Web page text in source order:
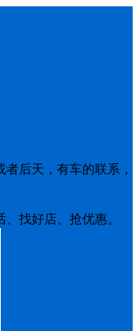
后天，有车的联系，
找好店、抢优惠。